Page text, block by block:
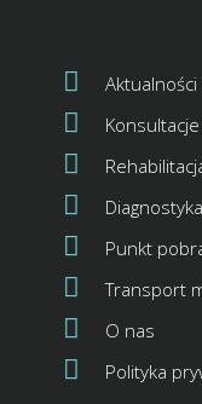
Aktualności
Diagnostyka
Punkt
Transport
O nas
Polityka